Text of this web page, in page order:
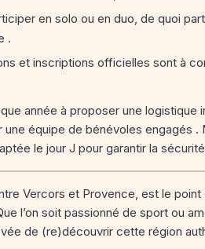
en solo ou en duo, de quoi
.
et inscriptions officielles sont à
année à proposer une
équipe de bénévoles engagés .
le jour J pour garantir la
Vercors et Provence, est le
l’on soit passionné de sport ou
de (re)découvrir cette région